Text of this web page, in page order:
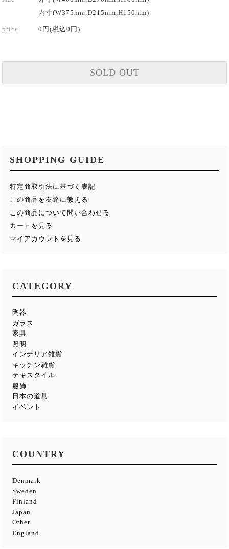
内寸(W375mm,D215mm,H150mm)
price 0円(税込0円)
SOLD OUT
SHOPPING GUIDE
特定商取引法に基づく表記
この商品を友達に教える
この商品について問い合わせる
カートを見る
マイアカウントを見る
CATEGORY
陶器
ガラス
家具
照明
インテリア雑貨
キッチン雑貨
テキスタイル
服飾
日本の道具
イベント
COUNTRY
Denmark
Sweden
Finland
Japan
Other
England